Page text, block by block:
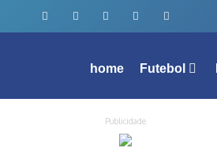
home Futebol
Publicidade